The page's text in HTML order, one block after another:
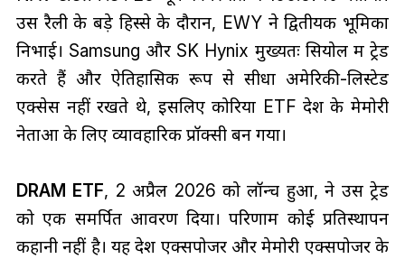
उस रैली के बड़े हिस्से के दौरान, EWY ने द्वितीयक भूमिका
निभाई। Samsung और SK Hynix मुख्यतः सियोल में ट्रेड
करते हैं और ऐतिहासिक रूप से सीधा अमेरिकी-लिस्टेड
एक्सेस नहीं रखते थे, इसलिए कोरिया ETF देश के मेमोरी
नेताओं के लिए व्यावहारिक प्रॉक्सी बन गया।
DRAM ETF, 2 अप्रैल 2026 को लॉन्च हुआ, ने उस ट्रेड
को एक समर्पित आवरण दिया। परिणाम कोई प्रतिस्थापन
कहानी नहीं है। यह देश एक्सपोजर और मेमोरी एक्सपोजर के